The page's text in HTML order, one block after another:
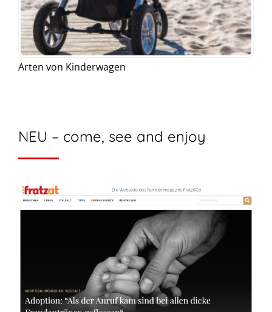
Arten von Kinderwagen
NEU – come, see and enjoy